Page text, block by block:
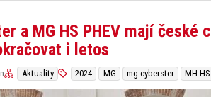
a MG HS PHEV mají české
i letos
Aktuality 2024 MG mg cyberster MH HS